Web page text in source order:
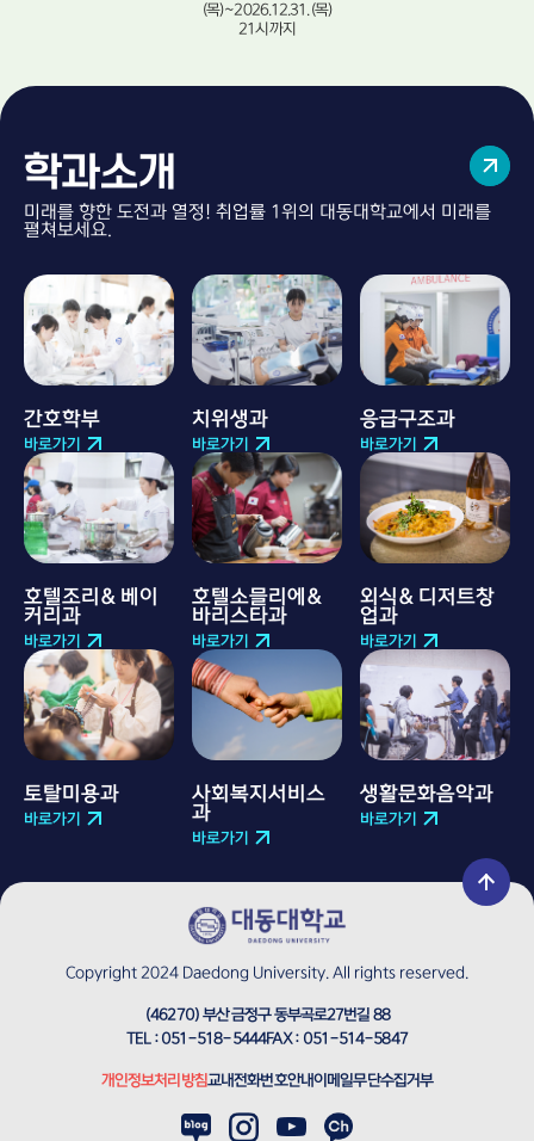
(목)~2026.12.31.(목)
21시까지
학과소개
미래를 향한 도전과 열정! 취업률 1위의 대동대학교에서 미래를
펼쳐보세요.
간호학부
바로가기
치위생과
바로가기
응급구조과
바로가기
호텔조리& 베이
커리과
바로가기
호텔소믈리에&
바리스타과
바로가기
외식& 디저트창
업과
바로가기
토탈미용과
바로가기
사회복지서비스
과
바로가기
생활문화음악과
바로가기
개인정보처리방침교내전화번호안내이메일무단수집거부
(46270) 부산 금정구 동부곡로27번길 88
TEL :051-518-5444FAX : 051-514-5847
Copyright 2024 Daedong University. All rights reserved.